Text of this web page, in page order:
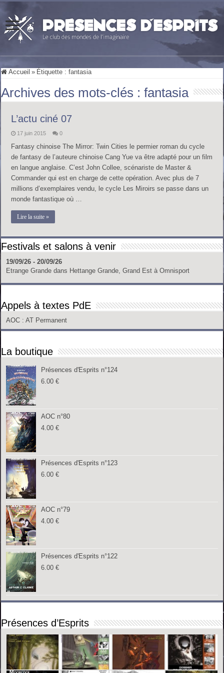
Accueil » Étiquette :fantasia
Archives des mots-clés :fantasia
L’actu ciné 07
17 juin 2015 0
Fantasy chinoise The Mirror: Twin Cities le permier roman du cycle
de fantasy de l’auteure chinoise Cang Yue va être adapté pour un film
en langue anglaise. C’est John Collee, scénariste de Master &
Commander qui est en charge de cette opération. Avec plus de 7
millions d’exemplaires vendu, le cycle Les Miroirs se passe dans un
monde fantastique où …
Lire la suite »
Festivals et salons à venir
19/09/26 - 20/09/26
Etrange Grande dans Hettange Grande, Grand Est à Omnisport
Appels à textes PdE
AOC : AT Permanent
La boutique
Présences d'Esprits n°124
6.00€
AOC n°80
4.00€
Présences d'Esprits n°123
6.00€
AOC n°79
4.00€
Présences d'Esprits n°122
6.00€
Présences d’Esprits